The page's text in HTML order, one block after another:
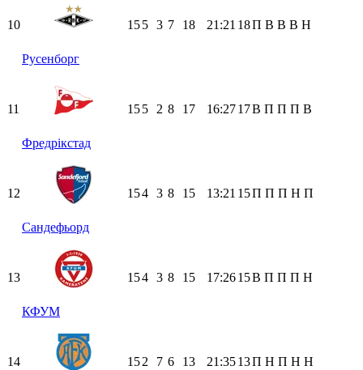
10
Русенборг
155 3 7 18 21:21 18П В В В Н
11
Фредрікстад
155 2 8 17 16:2717В П П П В
12
Сандефьорд
154 3 8 15 13:21 15П П П Н П
13
КФУМ
154 3 8 15 17:2615В П П П Н
14 152 7 6 13 21:3513П Н П Н Н